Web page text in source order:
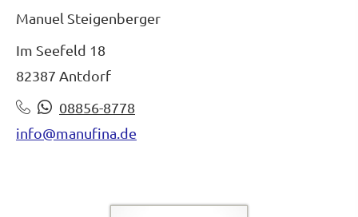
Manuel Steigenberger
Im Seefeld 18
82387 Antdorf
08856-8778
info@manufina.de